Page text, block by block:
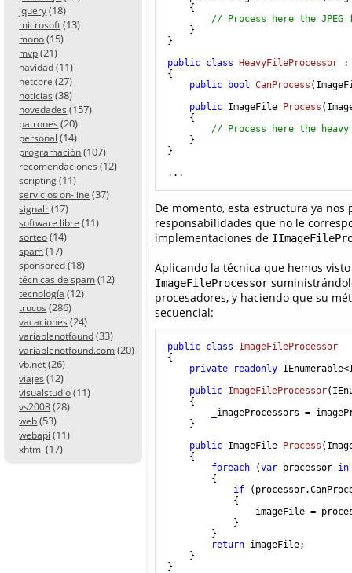
jquery (18)
microsoft (13)
mono (15)
mvp (21)
navidad (11)
netcore (27)
noticias (38)
novedades (157)
patrones (20)
personal (14)
programación (107)
recomendaciones (12)
scripting (11)
servicios on-line (37)
signalr (17)
software libre (11)
sorteo (14)
spam (17)
sponsored (18)
técnicas de spam (12)
tecnología (12)
trucos (286)
vacaciones (24)
variablenotfound (33)
variablenotfound.com (20)
vb.net (26)
viajes (12)
visualstudio (11)
vs2008 (28)
web (53)
webapi (11)
xhtml (17)
    {
// Process here the
    }
}
public class HeavyFileProcessor
{
public
bool CanProcess (
public ImageFile Process (
    {
// Process here the
    }
}
...
De momento, esta estructura ya
responsabilidades que no le
implementaciones de
Aplicando la técnica que hemos
ImageFileProcessor
procesadores, y haciendo que su
secuencial:
public class
ImageFileProcessor
{
private
readonly
public ImageFileProcessor(
    {
_imageProcessors =
    }
public ImageFile Process (
    {
foreach (var processor in
        {
if
            {
imageFile =
            }
        }
return imageFile;
    }
}